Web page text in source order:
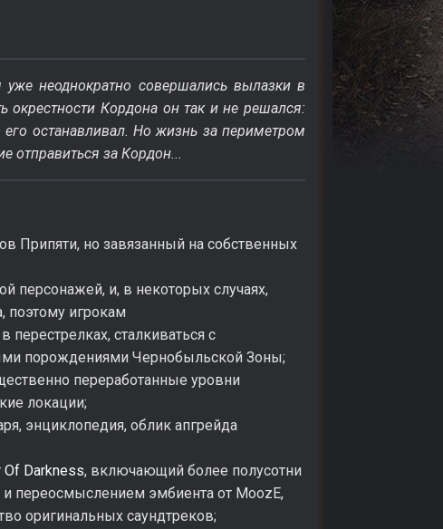
неоднократно совершались вылазки в
окрестности Кордона он так и не решался:
останавливал. Но жизнь за периметром
отправиться за Кордон...
Припяти, но завязанный на собственных
персонажей, и, в некоторых случаях,
поэтому игрокам
перестрелках, сталкиваться с
порождениями Чернобыльской Зоны;
переработанные уровни
локации;
энциклопедия, облик апгрейда
Of Darkness, включающий более полусотни
переосмыслением эмбиента от MoozE,
оригинальных саундтреков;